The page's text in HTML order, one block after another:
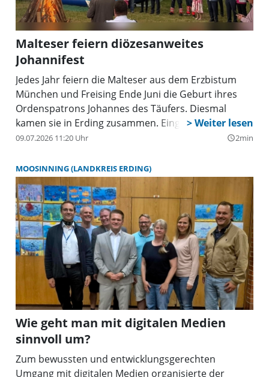
Malteser feiern diözesanweites
Johannifest
Jedes Jahr feiern die Malteser aus dem Erzbistum
München und Freising Ende Juni die Geburt ihres
Ordenspatrons Johannes des Täufers. Diesmal
kamen sie in Erding zusammen. Eingeladen hatten
Peter Prinz von Lobkowicz, Diözesanleiter der
Tobias Cako, Kreisbeauftragter der Malteser Erding.
09.07.2026 11:20 Uhr query_builder2min
MOOSINNING (LANDKREIS ERDING)
Wie geht man mit digitalen Medien
sinnvoll um?
Zum bewussten und entwicklungsgerechten
Umgang mit digitalen Medien organisierte der